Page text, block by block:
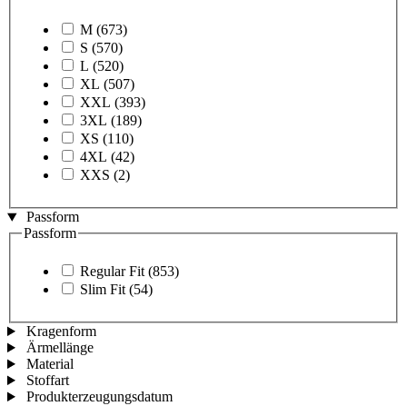
M (673)
S (570)
L (520)
XL (507)
XXL (393)
3XL (189)
XS (110)
4XL (42)
XXS (2)
Passform
Passform
Regular Fit (853)
Slim Fit (54)
Kragenform
Ärmellänge
Material
Stoffart
Produkterzeugungsdatum